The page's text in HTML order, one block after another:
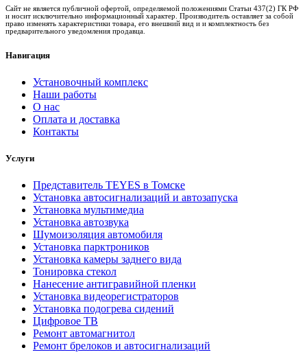
Сайт не является публичной офертой, определяемой положениями Статьи 437(2) ГК РФ
и носит исключительно информационный характер. Производитель оставляет за собой
право изменять характеристики товара, его внешний вид и и комплектность без
предварительного уведомления продавца.
Навигация
Установочный комплекс
Наши работы
О нас
Оплата и доставка
Контакты
Услуги
Представитель TEYES в Томске
Установка автосигнализаций и автозапуска
Установка мультимедиа
Установка автозвука
Шумоизоляция автомобиля
Установка парктроников
Установка камеры заднего вида
Тонировка стекол
Нанесение антигравийной пленки
Установка видеорегистраторов
Установка подогрева сидений
Цифровое ТВ
Ремонт автомагнитол
Ремонт брелоков и автосигнализаций